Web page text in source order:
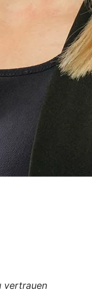
vertrauen